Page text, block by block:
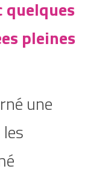
quelques
pleines
une